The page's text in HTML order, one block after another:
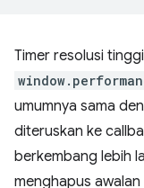
Timer resolusi
umumnya sama
diteruskan ke
berkembang lebih
menghapus